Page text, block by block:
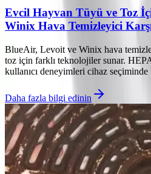
Evcil Hayvan Tüyü ve Toz
Winix Hava Temizleyici
BlueAir, Levoit ve Winix hava
toz için farklı teknolojiler sunar.
kullanıcı deneyimleri cihaz
Daha fazla bilgi edinin